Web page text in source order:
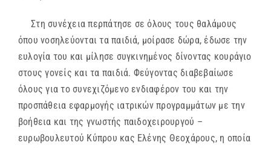
Στη συνέχεια περπάτησε σε όλους τους θαλάμους
όπου νοσηλεύονται τα παιδιά, μοίρασε δώρα, έδωσε την
ευλογία του και μίλησε συγκινημένος δίνοντας κουράγιο
στους γονείς και τα παιδιά. Φεύγοντας διαβεβαίωσε
όλους για το συνεχιζόμενο ενδιαφέρον του και την
προσπάθεια εφαρμογής ιατρικών προγραμμάτων με την
βοήθεια και της γνωστής παιδοχειρουργού –
ευρωβουλευτού Κύπρου κας Ελένης Θεοχάρους, η οποία